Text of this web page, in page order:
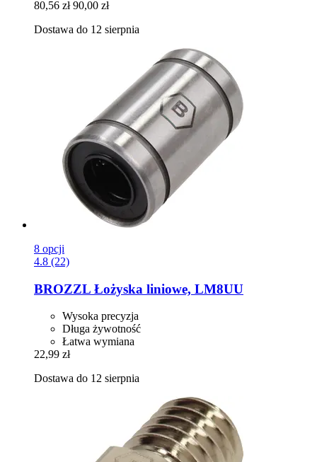
80,56 zł 90,00 zł
Dostawa do 12 sierpnia
8 opcji
4.8 (22)
BROZZL Łożyska liniowe, LM8UU
Wysoka precyzja
Długa żywotność
Łatwa wymiana
22,99 zł
Dostawa do 12 sierpnia